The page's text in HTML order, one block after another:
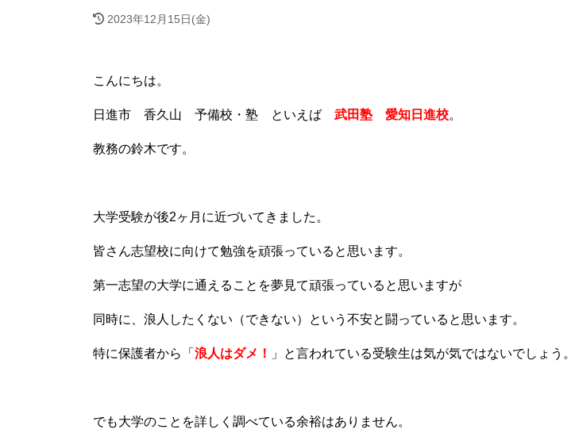
2023年12月15日(金)
こんにちは。
日進市 香久山 予備校・塾 といえば 武田塾 愛知日進校。
教務の鈴木です。
大学受験が後2ヶ月に近づいてきました。
皆さん志望校に向けて勉強を頑張っていると思います。
第一志望の大学に通えることを夢見て頑張っていると思いますが
同時に、浪人したくない（できない）という不安と闘っていると思います。
特に保護者から「 浪人はダメ！ 」と言われている受験生は気が気ではないでしょう。
でも大学のことを詳しく調べている余裕はありません。